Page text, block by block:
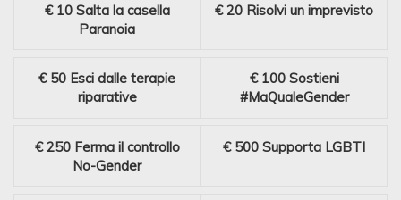
€ 10 Salta la casella
Paranoia
€ 20 Risolvi un imprevisto
€ 50 Esci dalle terapie
riparative
€ 100 Sostieni
#MaQualeGender
€ 250 Ferma il controllo
No-Gender
€ 500 Supporta LGBTI